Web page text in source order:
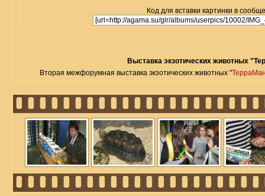
Код для вставки картинки в
Выставка экзотических животных
Вторая межфорумная выставка экзотических животных "